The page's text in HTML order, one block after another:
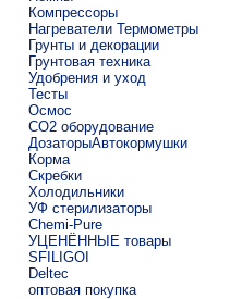
Компрессоры
Нагреватели Термометры
Грунты и декорации
Грунтовая техника
Удобрения и уход
Тесты
Осмос
CO2 оборудование
ДозаторыАвтокормушки
Корма
Скребки
Холодильники
УФ стерилизаторы
Chemi-Pure
УЦЕНЁННЫЕ товары
SFILIGOI
Deltec
оптовая покупка